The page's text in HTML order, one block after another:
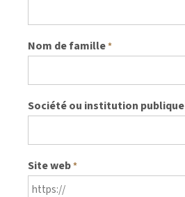
Nom de famille*
Société ou institution publique
Site web*